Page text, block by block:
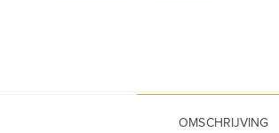
OMSCHRIJVING